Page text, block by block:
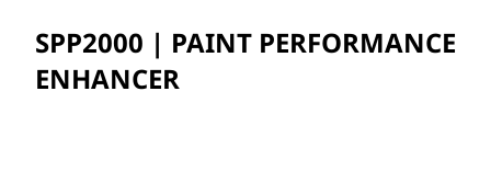
SPP2000 | PAINT PERFORMANCE
ENHANCER